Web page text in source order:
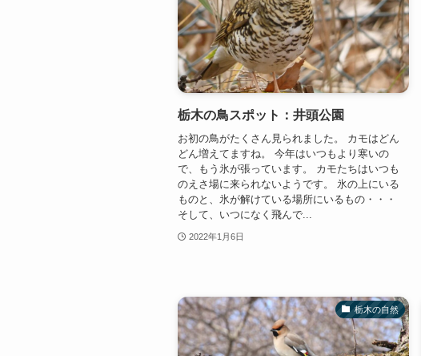
栃木の鳥スポット：井頭公園
お初の鳥がたくさん見られました。 カモはどん
どん増えてますね。 今年はいつもより寒いの
で、もう氷が張っています。 カモたちはいつも
のえさ場に来られないようです。 氷の上にいる
ものと、氷が解けている場所にいるもの・・・
そして、いつになく飛んで...
2022年1月6日
栃木の自然